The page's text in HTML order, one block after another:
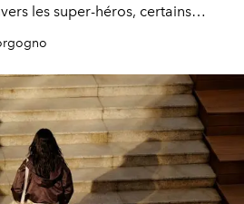
les super-héros, certains
de susciter une ferveur intacte.